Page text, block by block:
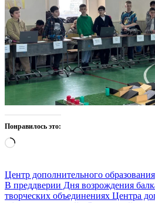
Понравилось это:
Загрузка…
Центр дополнительного образования
Навигация
В преддверии Дня возрождения
творческих объединениях Центра